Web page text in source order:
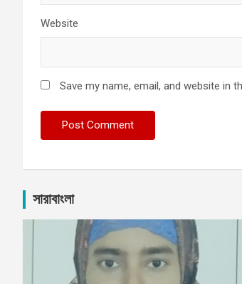
Website
Save my name, email, and website in
সারাবাংলা